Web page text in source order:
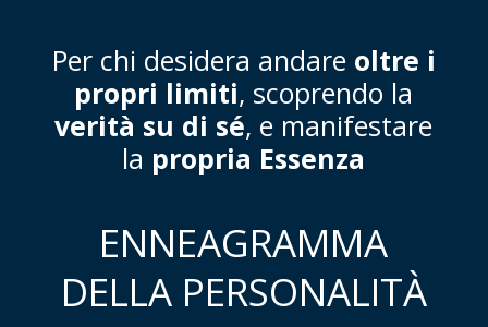
Per chi desidera andare oltre i
propri limiti, scoprendo la
verità su di sé, e manifestare
la propria Essenza
ENNEAGRAMMA
DELLA PERSONALITÀ